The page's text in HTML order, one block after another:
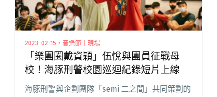
2023-02-15・音樂節｜現場
「樂團圈戴資穎」伍悅與團員征戰母
校！海豚刑警校園巡迴紀錄短片上線
海豚刑警與企劃團隊「semi 二之間」共同策劃的